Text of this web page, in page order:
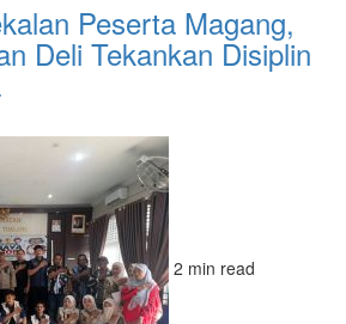
Peserta Magang,
Deli Tekankan Disiplin
2 min read